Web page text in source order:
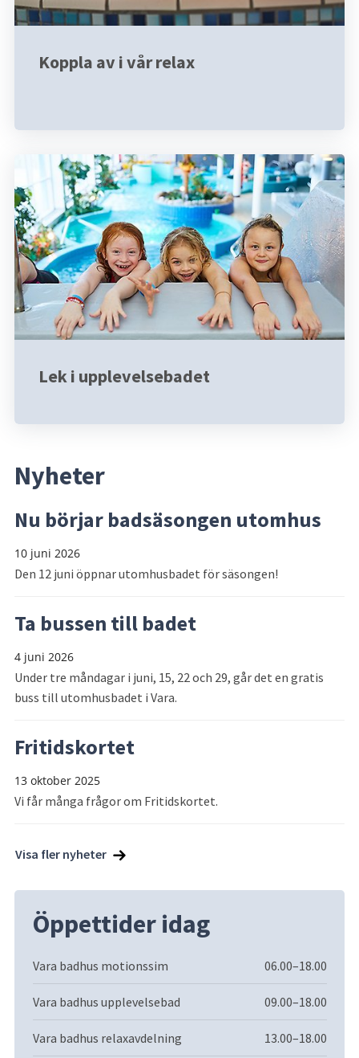
Koppla av i vår relax
Lek i upplevelsebadet
Nyheter
Nu börjar badsäsongen utomhus
10 juni 2026
Den 12 juni öppnar utomhusbadet för säsongen!
Ta bussen till badet
4 juni 2026
Under tre måndagar i juni, 15, 22 och 29, går det en gratis
buss till utomhusbadet i Vara.
Fritidskortet
13 oktober 2025
Vi får många frågor om Fritidskortet.
Visa fler nyheter
Öppettider idag
Vara badhus motionssim 06.00–18.00
Vara badhus upplevelsebad 09.00–18.00
Vara badhus relaxavdelning 13.00–18.00